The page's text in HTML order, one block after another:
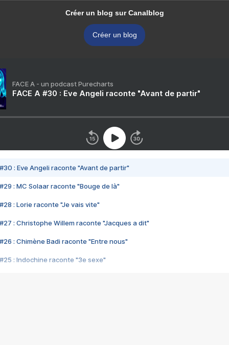
Créer un blog sur Canalblog
Créer un blog
FACE A - un podcast Purecharts
FACE A #30 : Eve Angeli raconte "Avant de partir"
#30 : Eve Angeli raconte "Avant de partir"
#29 : MC Solaar raconte "Bouge de là"
#28 : Lorie raconte "Je vais vite"
#27 : Christophe Willem raconte "Jacques a dit"
#26 : Chimène Badi raconte "Entre nous"
#25 : Indochine raconte "3e sexe"